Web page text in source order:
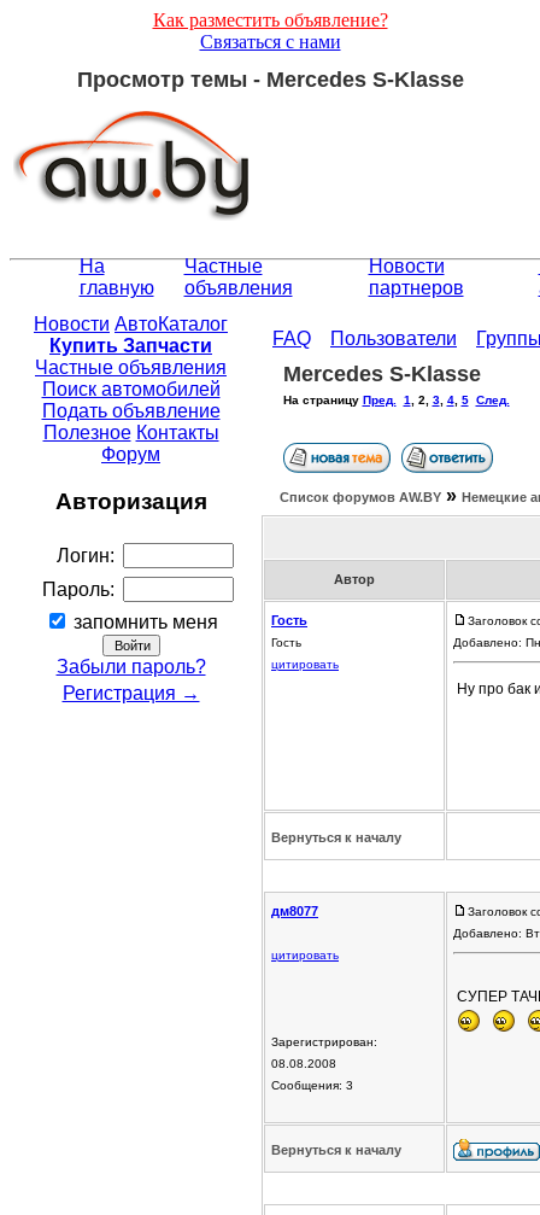
Как разместить объявление?
Связаться с нами
Просмотр темы - Mercedes S-Klasse
На
главную
Частные
объявления
Новости
партнеров
Новости АвтоКаталог
Купить Запчасти
Частные объявления
Поиск автомобилей
Подать объявление
Полезное Контакты
Форум
Авторизация
Логин:
Пароль:
запомнить меня
Забыли пароль?
Регистрация →
FAQ Пользователи
Mercedes S-Klasse
На страницу Пред. 1 2 3, 4, 5 След.
Список форумов АW.BY » Немецкие
Автор
Гость
Гость
цитировать
Заголовок
Добавлено:
Ну про бак
Вернуться к началу
дм8077
цитировать
Зарегистрирован:
08.08.2008
Сообщения: 3
Заголовок
Добавлено:
СУПЕР
Вернуться к началу